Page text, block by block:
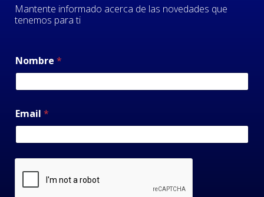
Mantente informado acerca de las novedades que
tenemos para ti
Nombre *
Email *